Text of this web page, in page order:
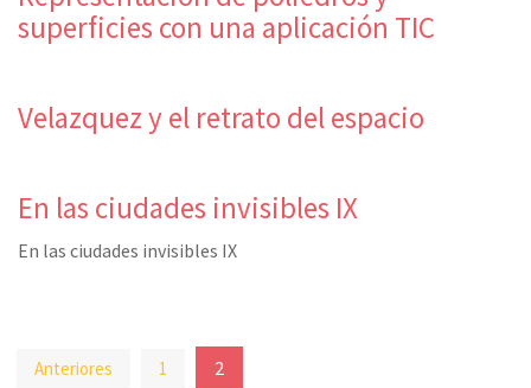
superficies con una aplicación TIC
Velazquez y el retrato del espacio
En las ciudades invisibles IX
En las ciudades invisibles IX
Paginación
Anteriores 1 2